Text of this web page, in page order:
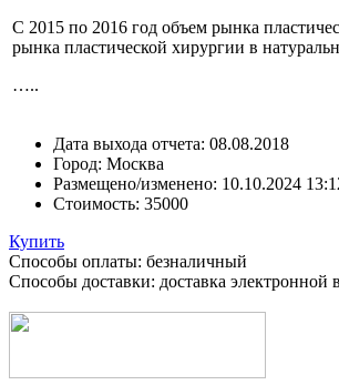
С 2015 по 2016 год объем рынка
рынка пластической хирургии в
…..
Дата выхода отчета: 08.08.2018
Город: Москва
Размещено/изменено: 10.10.2024
Стоимость: 35000
Купить
Способы оплаты: безналичный
Способы доставки: доставка электронной